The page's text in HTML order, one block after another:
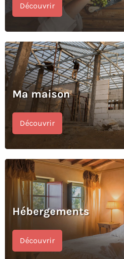
Découvrir
Ma maison
Découvrir
Hébergements
Découvrir